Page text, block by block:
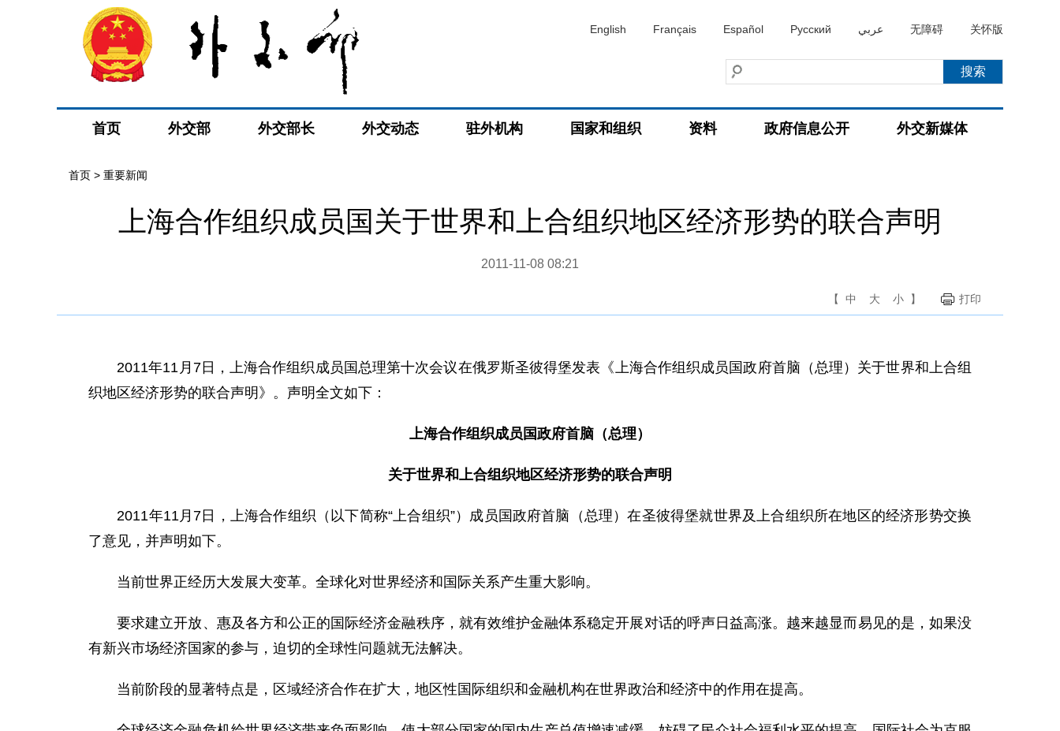
English Français Español Русский عربي 无障碍 关怀版
首页 外交部 外交部长 外交动态 驻外机构 国家和组织 资料 政府信息公开 外交新媒体
首页 > 重要新闻
上海合作组织成员国关于世界和上合组织地区经济形势的联合声明
2011-11-08 08:21
【 中 大 小 】 打印
2011年11月7日，上海合作组织成员国总理第十次会议在俄罗斯圣彼得堡发表《上海合作组织成员国政府首脑（总理）关于世界和上合组
织地区经济形势的联合声明》。声明全文如下：
上海合作组织成员国政府首脑（总理）
关于世界和上合组织地区经济形势的联合声明
2011年11月7日，上海合作组织（以下简称“上合组织”）成员国政府首脑（总理）在圣彼得堡就世界及上合组织所在地区的经济形势交换
了意见，并声明如下。
当前世界正经历大发展大变革。全球化对世界经济和国际关系产生重大影响。
要求建立开放、惠及各方和公正的国际经济金融秩序，就有效维护金融体系稳定开展对话的呼声日益高涨。越来越显而易见的是，如果没
有新兴市场经济国家的参与，迫切的全球性问题就无法解决。
当前阶段的显著特点是，区域经济合作在扩大，地区性国际组织和金融机构在世界政治和经济中的作用在提高。